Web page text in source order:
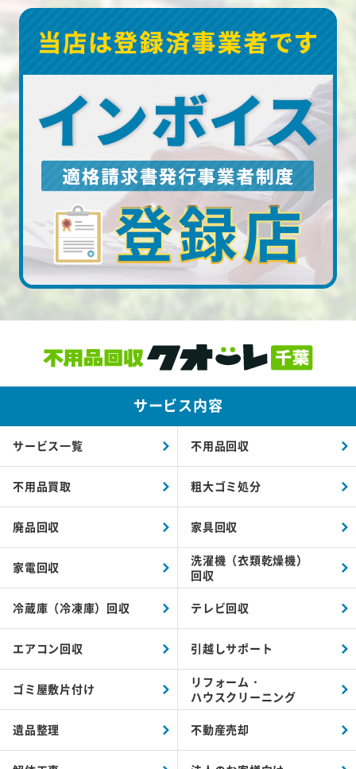
サービス内容
サービス一覧 不用品回収
不用品買取 粗大ゴミ処分
廃品回収 家具回収
家電回収
洗濯機（衣類乾燥機）
回収
冷蔵庫（冷凍庫）回収 テレビ回収
エアコン回収 引越しサポート
ゴミ屋敷片付け
リフォーム・
ハウスクリーニング
遺品整理 不動産売却